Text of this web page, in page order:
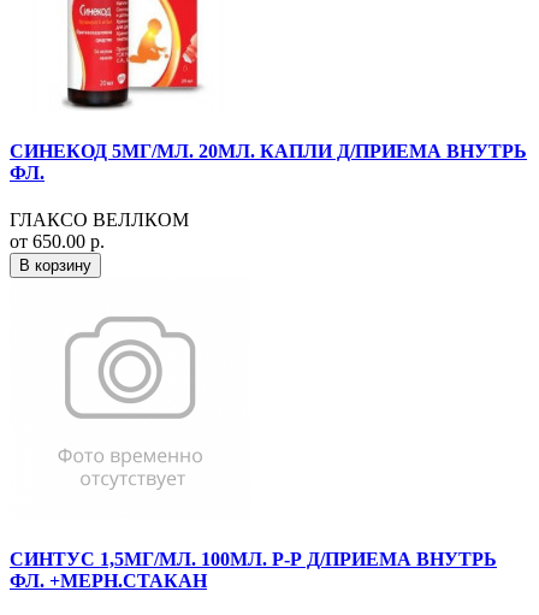
СИНЕКОД 5МГ/МЛ. 20МЛ. КАПЛИ Д/ПРИЕМА ВНУТРЬ
ФЛ.
ГЛАКСО ВЕЛЛКОМ
от 650.00 р.
В корзину
СИНТУС 1,5МГ/МЛ. 100МЛ. Р-Р Д/ПРИЕМА ВНУТРЬ
ФЛ. +МЕРН.СТАКАН